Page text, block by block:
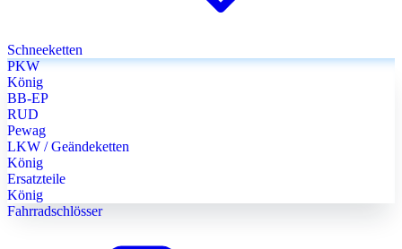
Schneeketten
PKW
König
BB-EP
RUD
Pewag
LKW / Geändeketten
König
Ersatzteile
König
Fahrradschlösser